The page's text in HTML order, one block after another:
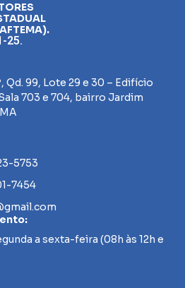
25.
Qd. 99, Lote 29 e 30 – Edifício
703 e 704, bairro Jardim
5753
7454
a sexta-feira (08h às 12h e